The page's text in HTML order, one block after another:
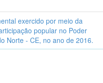
exercido por meio da
popular no Poder
Norte - CE, no ano de 2016.